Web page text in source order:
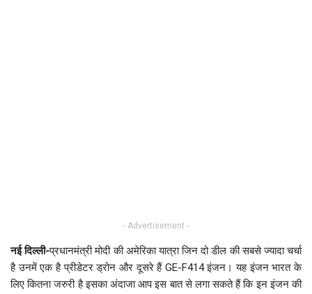
- Advertisement -
नई दिल्ली-प्रधानमंत्री मोदी की अमेरिका यात्रा जिन दो डील की सबसे ज्यादा चर्चा
है उनमें एक है प्रीडेटर ड्रोन और दूसरे हैं GE-F414 इंजन। यह इंजन भारत के
लिए कितना जरुरी है इसका अंदाजा आप इस बात से लगा सकते हैं कि इन इंजन की